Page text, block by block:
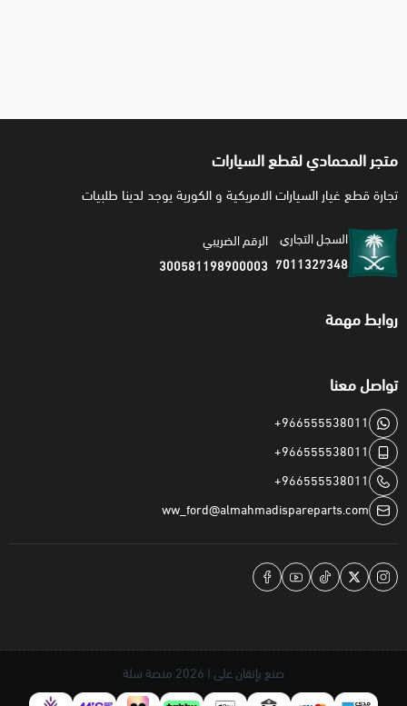
متجر المحمادي لقطع السيارات
تجارة قطع غيار السيارات الامريكية و الكورية يوجد لدينا طلبيات
السجل التجاري
7011327348
الرقم الضريبي
300581198900003
روابط مهمة
تواصل معنا
+966555538011
+966555538011
+966555538011
ww_ford@almahmadispareparts.com
صنع بإتقان على | 2026 منصة سلة